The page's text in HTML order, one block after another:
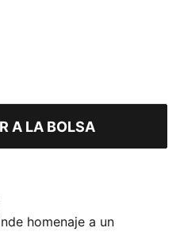
A LA BOLSA
homenaje a un
de las gradas de los